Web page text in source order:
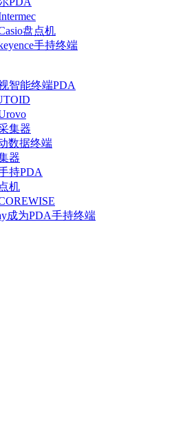
盘点机
手持终端
智能终端PDA
集器
数据终端
器
持PDA
机
成为PDA手持终端